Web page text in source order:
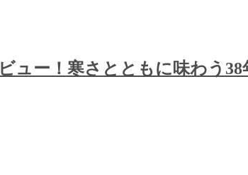
ュー！寒さとともに味わう